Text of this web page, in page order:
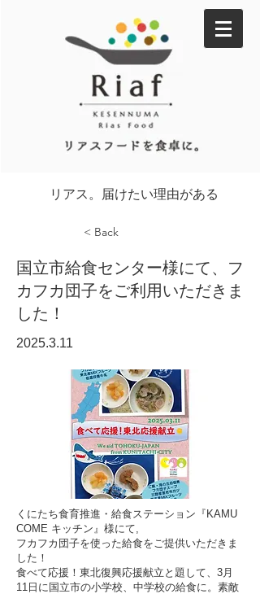
リアス。届けたい理由がある
< Back
国立市給食センター様にて、フ
カフカ団子をご利用いただきま
した！
2025.3.11
くにたち食育推進・給食ステーション『KAMU
COME キッチン』様にて,
フカフカ団子を使った給食をご提供いただきま
した！
食べて応援！東北復興応援献立と題して、3月
11日に国立市の小学校、中学校の給食に。素敵